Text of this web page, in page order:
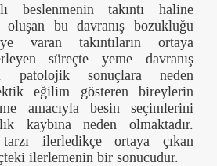
beslenmenin takıntı haline
bu davranış bozukluğu
varan takıntıların ortaya
süreçte yeme davranış
patolojik sonuçlara neden
eğilim gösteren bireylerin
amacıyla besin seçimlerini
kaybına neden olmaktadır.
tarzı ilerledikçe ortaya çıkan
ilerlemenin bir sonucudur.